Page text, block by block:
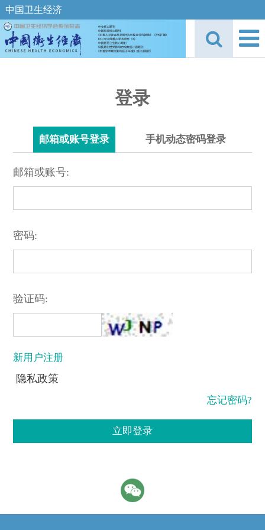
中国卫生经济
登录
邮箱或账号登录 手机动态密码登录
邮箱或账号:
密码:
验证码:
新用户注册
隐私政策
忘记密码?
立即登录